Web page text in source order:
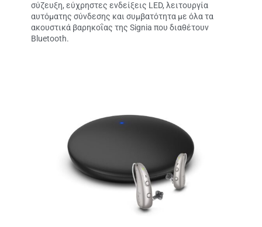
σύζευξη, εύχρηστες ενδείξεις LED, λειτουργία
αυτόματης σύνδεσης και συμβατότητα με όλα τα
ακουστικά βαρηκοΐας της Signia που διαθέτουν
Bluetooth.